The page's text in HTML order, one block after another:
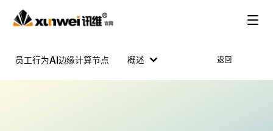
员工行为AI边缘计算节点 概述 返回